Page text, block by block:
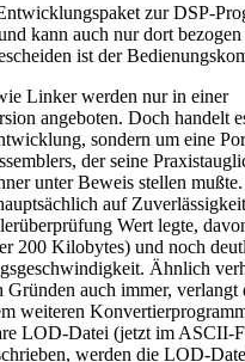
zur DSP-
kann auch nur dort bezogen
ist der
Linker werden nur in einer
angeboten. Doch handelt
sondern um eine
der seine
unter Beweis stellen
auf
Wert legte,
200 Kilobytes) und noch
Ähnlich
auch immer, verlangt
weiteren
LOD-Datei (jetzt im ASCII-
werden die LOD-